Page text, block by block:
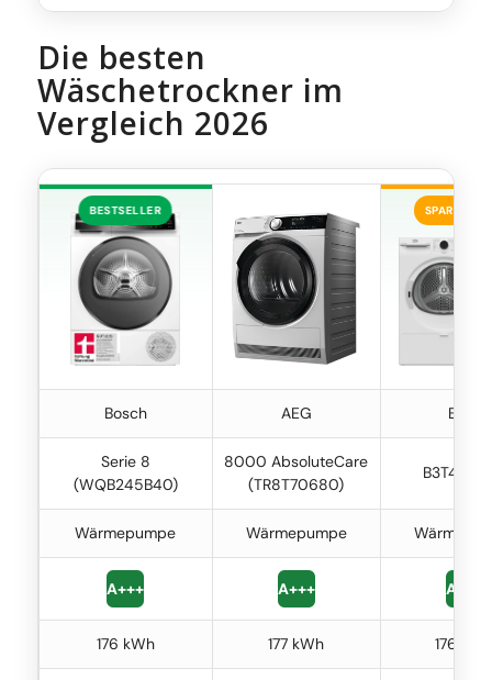
Die besten
Wäschetrockner im
Vergleich 2026
BESTSELLER
Bosch AEG Beko
Serie 8
(WQB245B40)
8000 AbsoluteCare
(TR8T70680)
Wärmepumpe Wärmepumpe
A+++ A+++ A+++
176 kWh 177 kWh 176